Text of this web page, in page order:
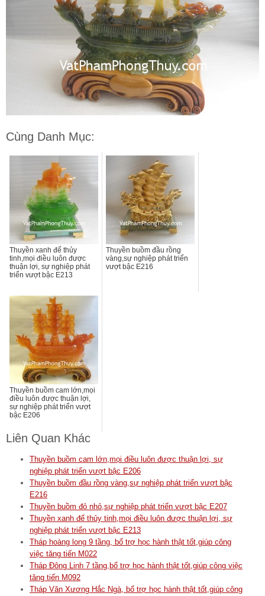
Cùng Danh Mục:
Thuyền xanh đế thủy
tinh,mọi điều luôn được
thuận lợi, sự nghiệp phát
triển vượt bậc E213
Thuyền buồm đầu rồng
vàng,sự nghiệp phát triển
vượt bậc E216
Thuyền buồm cam lớn,mọi
điều luôn được thuận lợi,
sự nghiệp phát triển vượt
bậc E206
Liên Quan Khác
Thuyền buồm cam lớn,mọi điều luôn được thuận lợi, sự
nghiệp phát triển vượt bậc E206
Thuyền buồm đầu rồng vàng,sự nghiệp phát triển vượt bậc
E216
Thuyền buồm đỏ nhỏ,sự nghiệp phát triển vượt bậc E207
Thuyền xanh đế thủy tinh,mọi điều luôn được thuận lợi, sự
nghiệp phát triển vượt bậc E213
Tháp hoàng long 9 tầng, bổ trợ học hành thật tốt,giúp công
việc tăng tiến M022
Tháp Đông Linh 7 tầng,bổ trợ học hành thật tốt,giúp công việc
tăng tiến M092
Tháp Văn Xương Hắc Ngà, bổ trợ học hành thật tốt,giúp công